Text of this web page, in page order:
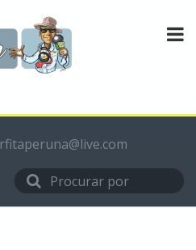
rfitaperuna@live.com